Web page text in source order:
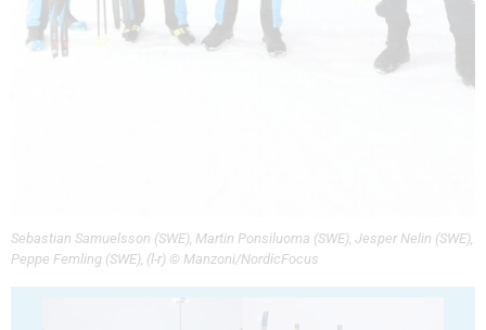
Sebastian Samuelsson (SWE), Martin Ponsiluoma (SWE), Jesper Nelin (SWE),
Peppe Femling (SWE), (l-r) © Manzoni/NordicFocus